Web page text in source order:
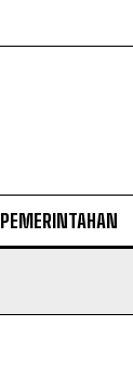
PEMERINTAHAN